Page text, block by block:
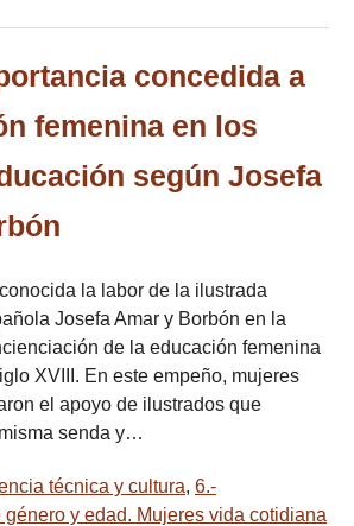
concedida a
femenina en los
según Josefa
la labor de la ilustrada
Josefa Amar y Borbón en la
de la educación femenina
XVIII. En este empeño, mujeres
el apoyo de ilustrados que
senda y…
técnica y cultura, 6.-
y edad. Mujeres vida cotidiana